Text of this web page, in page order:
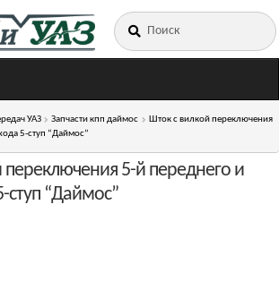
Искать:
УАЗ Запчасти кпп даймос
Шток с вилкой переключения
5-ступ “Даймос”
5-й переднего и
ступ “Даймос”